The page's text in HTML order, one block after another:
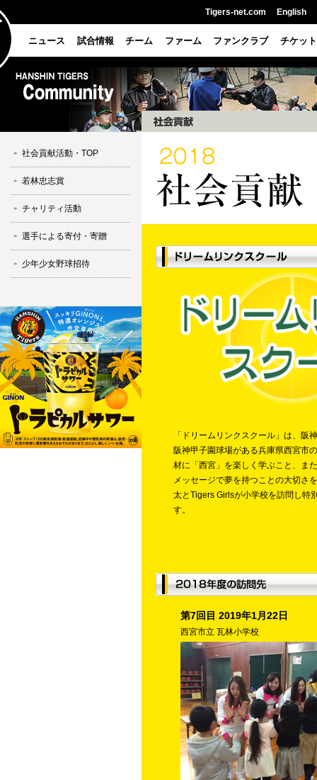
Tigers-net.com English
ニュース 試合情報 チーム ファーム ファンクラブ チケット
社会貢献活動・TOP
若林忠志賞
チャリティ活動
選手による寄付・寄贈
少年少女野球招待
「ドリームリンクスクール」は、阪
阪神甲子園球場がある兵庫県西宮市
材に「西宮」を楽しく学ぶこと、ま
メッセージで夢を持つことの大切さ
太とTigers Girlsが小学校を訪問し特
す。
第7回目 2019年1月22日
西宮市立 瓦林小学校